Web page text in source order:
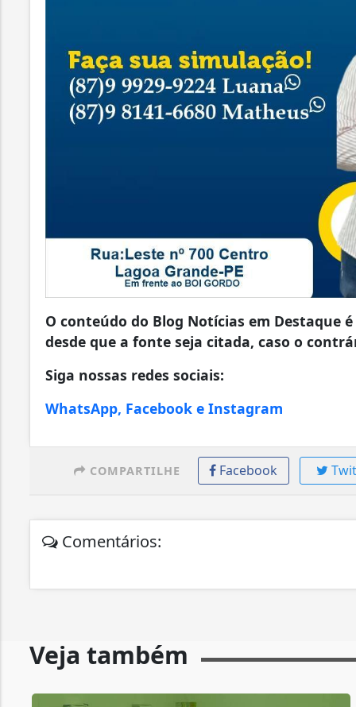
O conteúdo do Blog Notícias em Destaque
desde que a fonte seja citada, caso o
Siga nossas redes sociais:
WhatsApp, Facebook e Instagram
COMPARTILHE Facebook
Comentários:
Veja também